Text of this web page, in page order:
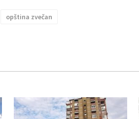
opština zvečan